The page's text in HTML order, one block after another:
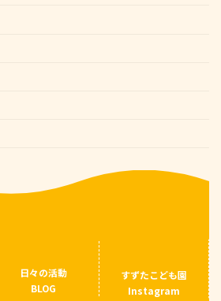
日々の活動
BLOG
すずたこども園
Instagram